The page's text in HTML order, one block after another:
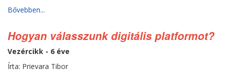
Bővebben...
Hogyan válasszunk digitális platformot?
Vezércikk - 6 éve
Írta: Prievara Tibor